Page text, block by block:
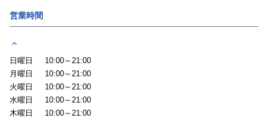
営業時間
日曜日
10:00～21:00
月曜日
10:00～21:00
火曜日
10:00～21:00
水曜日
10:00～21:00
木曜日
10:00～21:00